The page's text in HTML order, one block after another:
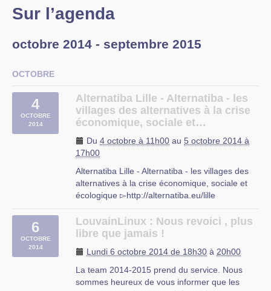
Besoin d’Aide ?
Contact
Les antennes
Espace membres
Sur l’agenda
octobre 2014 - septembre 2015
OCTOBRE
4
OCTOBRE
2014
Alternatiba Lille - Alternatiba - les
villages des alternatives à la crise
économique, sociale et…
Du 4 octobre à 11h00 au 5 octobre 2014 à
17h00
Alternatiba Lille - Alternatiba - les villages des
alternatives à la crise économique, sociale et
écologique ▻http://alternatiba.eu/lille
construction du programme seront réalisés
avec tous les co-organisateurs(rices) lors des
6
OCTOBRE
2014
LouvainLinux : Nous revoici , plus
libre que jamais !
Lundi 6 octobre 2014 de 18h30 à 20h00
La team 2014-2015 prend du service. Nous
sommes heureux de vous informer que les